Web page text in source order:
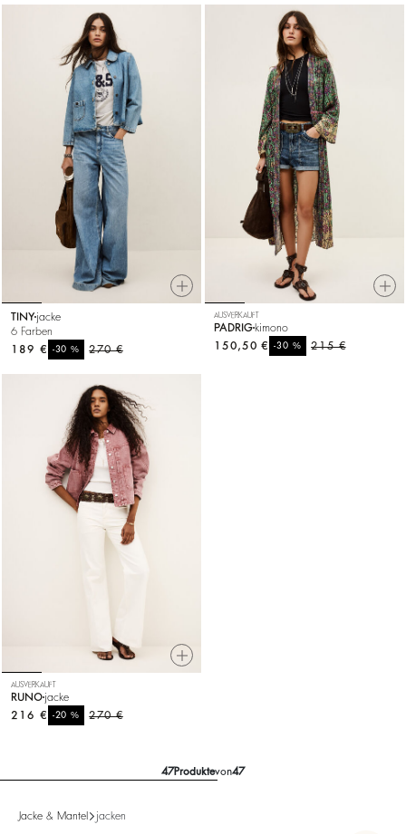
TINY jacke
6 Farben
270 €
-30%
189 €
AUSVERKAUFT
PADRIG kimono
215 €
-30%
150,50 €
AUSVERKAUFT
RUNO jacke
270 €
-20%
216 €
47Produktevon47
Jacke & Mantel jacken